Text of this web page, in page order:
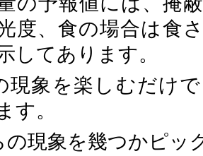
度、食の場合は食
してあります。
現象を楽しむだけ
す。
の現象を幾つかピッ